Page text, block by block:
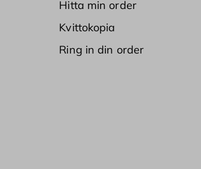
Hitta min order
Kvittokopia
Ring in din order